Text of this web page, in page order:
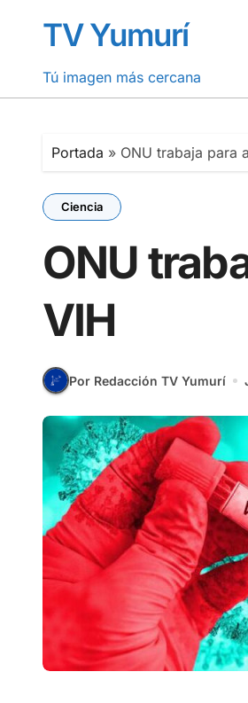
contenidoTV Yumurí
Tú imagen más cercana
Portada » ONU trabaja para
Ciencia
ONU
VIH
Por Redacción TV Yumurí